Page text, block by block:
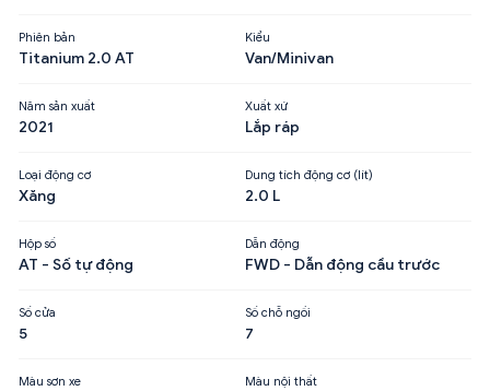
Phiên bản
Titanium 2.0 AT
Kiểu
Van/Minivan
Năm sản xuất
2021
Xuất xứ
Lắp ráp
Loại động cơ
Xăng
Dung tích động cơ (lít)
2.0 L
Hộp số
AT - Số tự động
Dẫn động
FWD - Dẫn động cầu trước
Số cửa
5
Số chỗ ngồi
7
Màu sơn xe Màu nội thất